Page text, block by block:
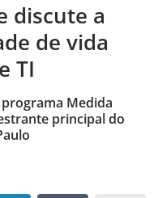
discute a
de vida
TI
Medida
principal do